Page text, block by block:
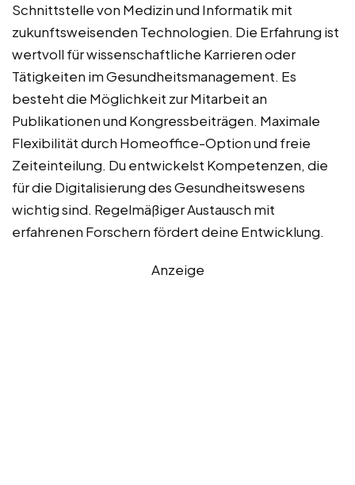
Schnittstelle von Medizin und Informatik mit
zukunftsweisenden Technologien. Die Erfahrung ist
wertvoll für wissenschaftliche Karrieren oder
Tätigkeiten im Gesundheitsmanagement. Es
besteht die Möglichkeit zur Mitarbeit an
Publikationen und Kongressbeiträgen. Maximale
Flexibilität durch Homeoffice-Option und freie
Zeiteinteilung. Du entwickelst Kompetenzen, die
für die Digitalisierung des Gesundheitswesens
wichtig sind. Regelmäßiger Austausch mit
erfahrenen Forschern fördert deine Entwicklung.
Anzeige